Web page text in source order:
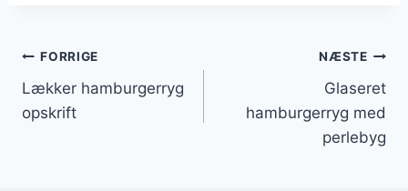
Indlægsnavigation
FORRIGE
Lækker hamburgerryg
opskrift
NÆSTE
Glaseret
hamburgerryg med
perlebyg